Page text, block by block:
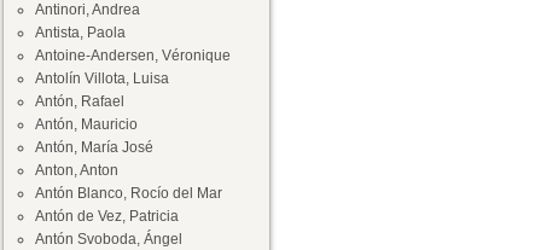
Antinori, Andrea
Antista, Paola
Antoine-Andersen, Véronique
Antolín Villota, Luisa
Antón, Rafael
Antón, Mauricio
Antón, María José
Anton, Anton
Antón Blanco, Rocío del Mar
Antón de Vez, Patricia
Antón Svoboda, Ángel